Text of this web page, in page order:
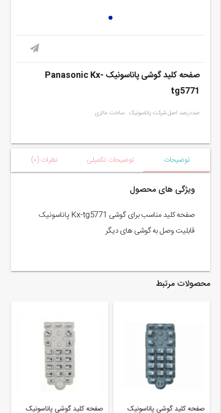
صفحه کلید گوشی پاناسونیک Panasonic Kx-
tg5771
صددرصد اصل شرکت پاناسونیک . ساخت مالزی
توضیحات توضیحات تکمیلی نظرات (۰)
ویژگی های محصول
صفحه کلید مناسب برای گوشی Kx-tg5771 پاناسونیک
قابلیت وصل به گوشی های دیگر
محصولات مرتبط
صفحه کلید گوشی پاناسونیک صفحه کلید گوشی پاناسونیک